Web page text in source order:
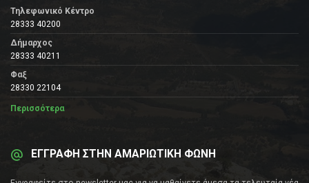
Τηλεφωνικό Κέντρο
28333 40200
Δήμαρχος
28333 40211
Φαξ
28330 22104
Περισσότερα
ΕΓΓΡΑΦΗ ΣΤΗΝ ΑΜΑΡΙΩΤΙΚΗ ΦΩΝΗ